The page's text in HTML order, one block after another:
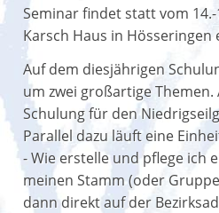
Seminar findet statt vom
Karsch Haus in Hösseringen
Auf dem diesjährigen
um zwei großartige Themen.
Schulung für den
Parallel dazu läuft eine
- Wie erstelle und pflege ich
meinen Stamm (oder
dann direkt auf der